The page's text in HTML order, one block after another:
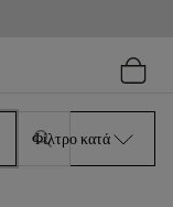
Φίλτρο κατά